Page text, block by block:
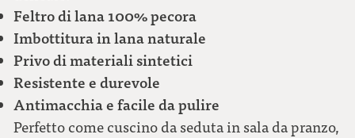
Feltro di lana 100% pecora
Imbottitura in lana naturale
Privo di materiali sintetici
Resistente e durevole
Antimacchia e facile da pulire
Perfetto come cuscino da seduta in sala da pranzo,